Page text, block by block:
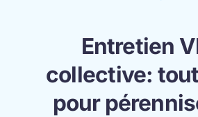
Entretien
collective:
pour